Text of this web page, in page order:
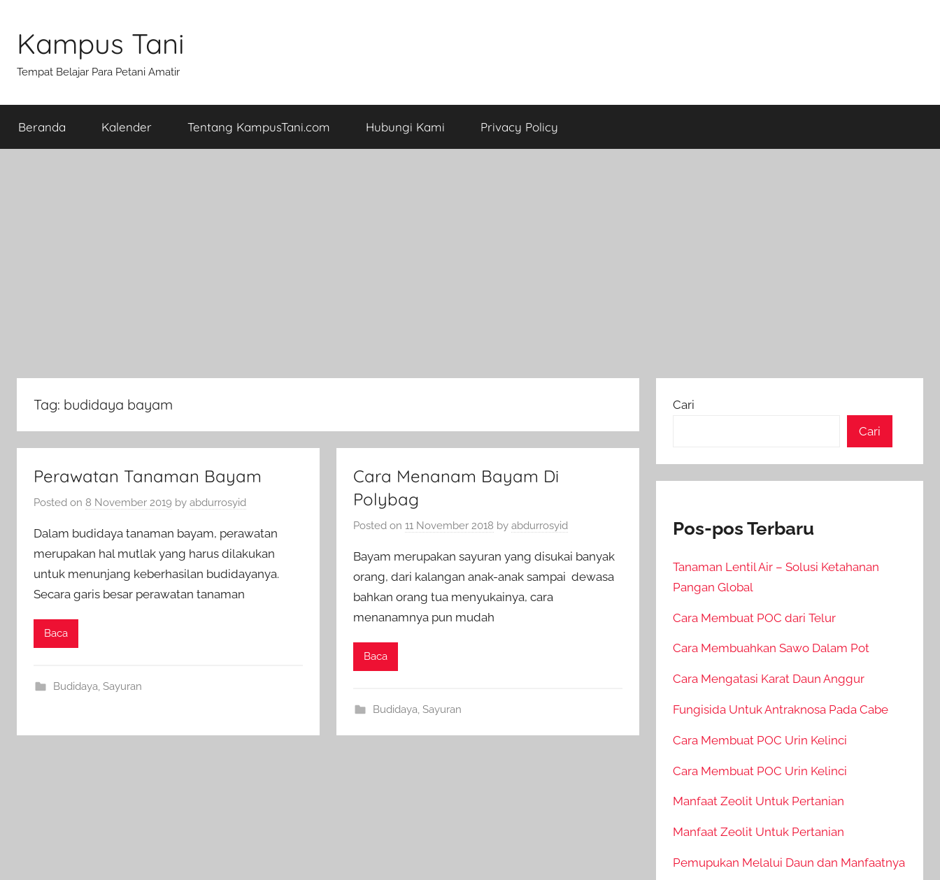
content
Kampus Tani
Tempat Belajar Para Petani Amatir
Beranda Kalender Tentang KampusTani.com Hubungi Kami Privacy Policy
Tag: budidaya bayam
Perawatan Tanaman Bayam
Posted on 8 November 2019 by abdurrosyid
Dalam budidaya tanaman bayam, perawatan
merupakan hal mutlak yang harus dilakukan
untuk menunjang keberhasilan budidayanya.
Secara garis besar perawatan tanaman
Baca
Budidaya, Sayuran
Cara Menanam Bayam Di
Polybag
Posted on11 November 2018 byabdurrosyid
Bayam merupakan sayuran yang disukai banyak
orang, dari kalangan anak-anak sampai dewasa
bahkan orang tua menyukainya, cara
menanamnya pun mudah
Baca
Budidaya, Sayuran
Cari
Cari
Pos-pos Terbaru
Tanaman Lentil Air – Solusi Ketahanan
Pangan Global
Cara Membuat POC dari Telur
Cara Membuahkan Sawo Dalam Pot
Cara Mengatasi Karat Daun Anggur
Fungisida Untuk Antraknosa Pada Cabe
Cara Membuat POC Urin Kelinci
Cara Membuat POC Urin Kelinci
Manfaat Zeolit Untuk Pertanian
Manfaat Zeolit Untuk Pertanian
Pemupukan Melalui Daun dan Manfaatnya